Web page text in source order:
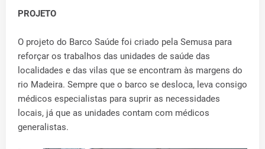
PROJETO
O projeto do Barco Saúde foi criado pela Semusa para
reforçar os trabalhos das unidades de saúde das
localidades e das vilas que se encontram às margens do
rio Madeira. Sempre que o barco se desloca, leva consigo
médicos especialistas para suprir as necessidades
locais, já que as unidades contam com médicos
generalistas.